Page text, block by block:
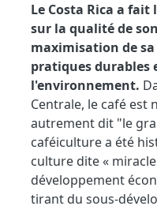
Le Costa Rica a
sur la qualité de
maximisation de
pratiques durables
l'environnement.
Centrale, le café est
autrement dit "le
caféiculture a été
culture dite «
développement
tirant du sous-